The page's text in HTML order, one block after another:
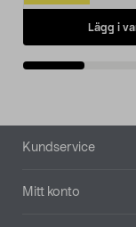
Lägg i
Sidfot
Kundservice
Mitt konto